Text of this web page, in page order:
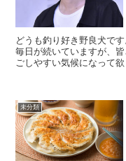
どうも釣り好き野良犬で
毎日が続いていますが、
ごしやすい気候になって
未分類